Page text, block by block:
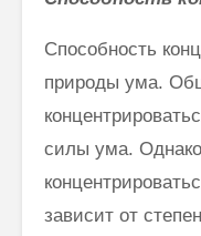
Способность
природы ума.
силы ума.
зависит от